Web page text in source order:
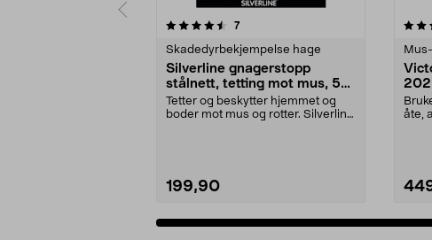
7anmeldelser
Skadedyrbekjempelse hage
Silverline gnagerstopp
stålnett, tetting mot mus, 5
cm x 10 m
Tetter og beskytter hjemmet og
boder mot mus og rotter. Silverline
199,90
3.5 av 5 stjerner
åte,